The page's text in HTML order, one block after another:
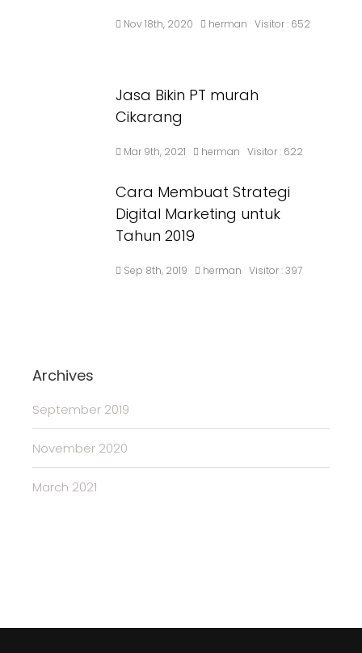
Nov 18th, 2020 herman Visitor : 652
Jasa Bikin PT murah
Cikarang
Mar 9th, 2021 herman Visitor : 622
Cara Membuat Strategi
Digital Marketing untuk
Tahun 2019
Sep 8th, 2019 herman Visitor :397
Archives
September 2019
November 2020
March 2021